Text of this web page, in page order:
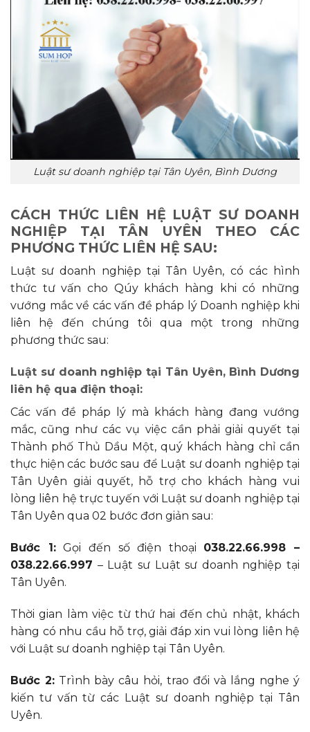
Luật sư doanh nghiệp tại Tân Uyên, Bình Dương
CÁCH THỨC LIÊN HỆ LUẬT SƯ DOANH
NGHIỆP TẠI TÂN UYÊN THEO CÁC
PHƯƠNG THỨC LIÊN HỆ SAU:
Luật sư doanh nghiệp tại Tân Uyên, có các hình
thức tư vấn cho Qúy khách hàng khi có những
vướng mắc về các vấn đề pháp lý Doanh nghiệp khi
liên hệ đến chúng tôi qua một trong những
phương thức sau:
Luật sư doanh nghiệp tại Tân Uyên, Bình Dương
liên hệ qua điện thoại:
Các vấn đề pháp lý mà khách hàng đang vướng
mắc, cũng như các vụ việc cần phải giải quyết tại
Thành phố Thủ Dầu Một, quý khách hàng chỉ cần
thực hiện các bước sau để Luật sư doanh nghiệp tại
Tân Uyên giải quyết, hỗ trợ cho khách hàng vui
lòng liên hệ trực tuyến với Luật sư doanh nghiệp tại
Tân Uyên qua 02 bước đơn giản sau:
Bước 1:Gọi đến số điện thoại 038.22.66.998 –
038.22.66.997 – Luật sư Luật sư doanh nghiệp tại
Tân Uyên.
Thời gian làm việc từ thứ hai đến chủ nhật, khách
hàng có nhu cầu hỗ trợ, giải đáp xin vui lòng liên hệ
với Luật sư doanh nghiệp tại Tân Uyên.
Bước 2: Trình bày câu hỏi, trao đổi và lắng nghe ý
kiến tư vấn từ các Luật sư doanh nghiệp tại Tân
Uyên.